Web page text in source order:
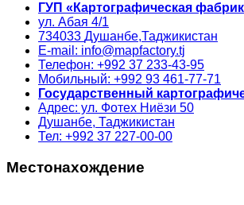
ГУП «Картографическая
ул. Абая 4/1
734033 Душанбе,Таджикистан
E-mail: info@mapfactory.tj
Телефон: +992 37 233-43-95
Мобильный: +992 93 461-77-71
Государственный
Адрес: ул. Фотех Ниёзи 50
Душанбе, Таджикистан
Тел: +992 37 227-00-00
Местонахождение